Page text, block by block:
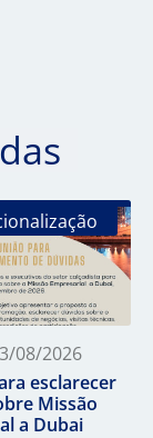
08/2026
esclarecer
Missão
a Dubai